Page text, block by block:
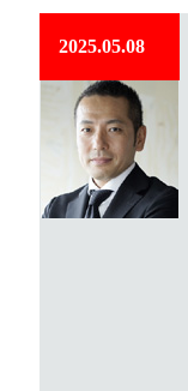
2025.05.08